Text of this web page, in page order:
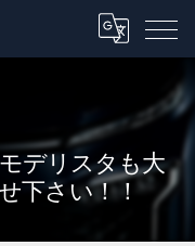
デリスタも大
下さい！！